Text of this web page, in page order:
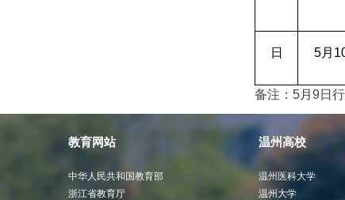
日 5月
备注：5月9日
教育网站
中华人民共和国教育部
浙江省教育厅
温州高校
温州医科大学
温州大学